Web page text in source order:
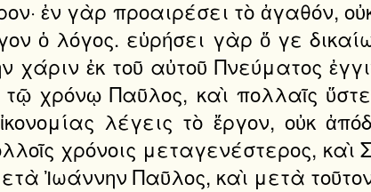
ἐν γὰρ προαιρέσει τὸ ἀγαθόν,
ὁ λόγος. εὑρήσει γὰρ ὅ γε
χάριν ἐκ τοῦ αὐτοῦ Πνεύματος
τῷ χρόνῳ Παῦλος, καὶ πολλαῖς
λέγεις τὸ ἔργον, οὐκ
χρόνοις μεταγενέστερος, καὶ
Ἰωάννην Παῦλος, καὶ μετὰ